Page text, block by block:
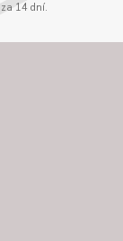
14 dní.